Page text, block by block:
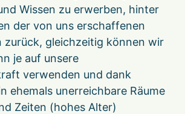
Wissen zu erwerben, hinter
der von uns erschaffenen
zurück, gleichzeitig können wir
je auf unsere
verwenden und dank
ehemals unerreichbare Räume
Zeiten (hohes Alter)